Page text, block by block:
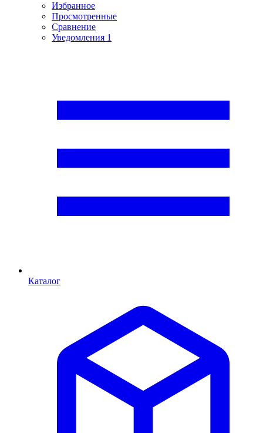
Избранное
Просмотренные
Сравнение
Уведомления 1
Каталог